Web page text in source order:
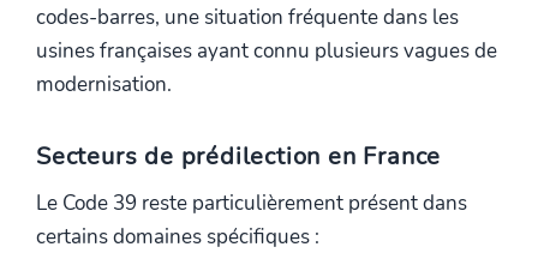
codes-barres, une situation fréquente dans les
usines françaises ayant connu plusieurs vagues de
modernisation.
Secteurs de prédilection en France
Le Code 39 reste particulièrement présent dans
certains domaines spécifiques :